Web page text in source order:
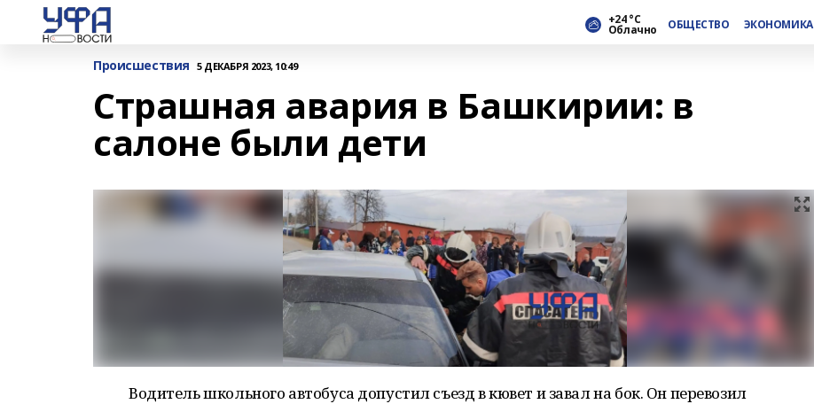
+24 °С
Облачно ОБЩЕСТВО ЭКОНОМИКА
Происшествия 5 ДЕКАБРЯ 2023, 10:49
Страшная авария в Башкирии: в
салоне были дети
Водитель школьного автобуса допустил съезд в кювет и завал на бок. Он перевозил